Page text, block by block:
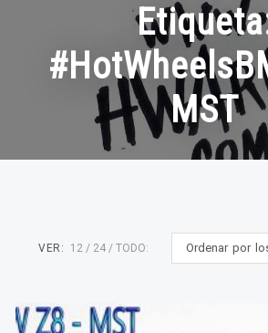
MST
Ordenar por
VER: 12 24 TODO: